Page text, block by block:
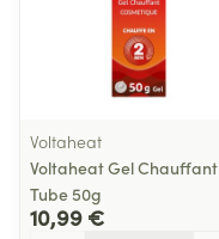
Voltaheat
Voltaheat Gel Chauffant
Tube 50g
10,99 €